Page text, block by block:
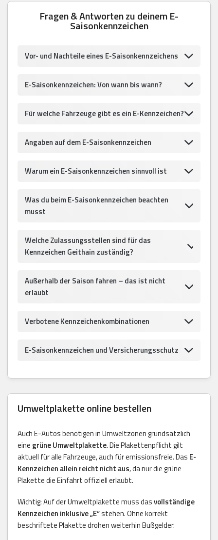
Fragen & Antworten zu deinem E-
Saisonkennzeichen
Vor- und Nachteile eines E-Saisonkennzeichens
E-Saisonkennzeichen: Von wann bis wann?
Für welche Fahrzeuge gibt es ein E-Kennzeichen?
Angaben auf dem E-Saisonkennzeichen
Warum ein E-Saisonkennzeichen sinnvoll ist
Was du beim E-Saisonkennzeichen beachten
musst
Welche Zulassungsstellen sind für das
Kennzeichen Geithain zuständig?
Außerhalb der Saison fahren – das ist nicht
erlaubt
Verbotene Kennzeichenkombinationen
E-Saisonkennzeichen und Versicherungsschutz
Umweltplakette online bestellen
Auch E-Autos benötigen in Umweltzonen grundsätzlich
eine grüne Umweltplakette. Die Plakettenpflicht gilt
aktuell für alle Fahrzeuge, auch für emissionsfreie. Das E-
Kennzeichen allein reicht nicht aus, da nur die grüne
Plakette die Einfahrt offiziell erlaubt.
Wichtig: Auf der Umweltplakette muss dasvollständige
Kennzeichen inklusive „E“stehen. Ohne korrekt
beschriftete Plakette drohen weiterhin Bußgelder.